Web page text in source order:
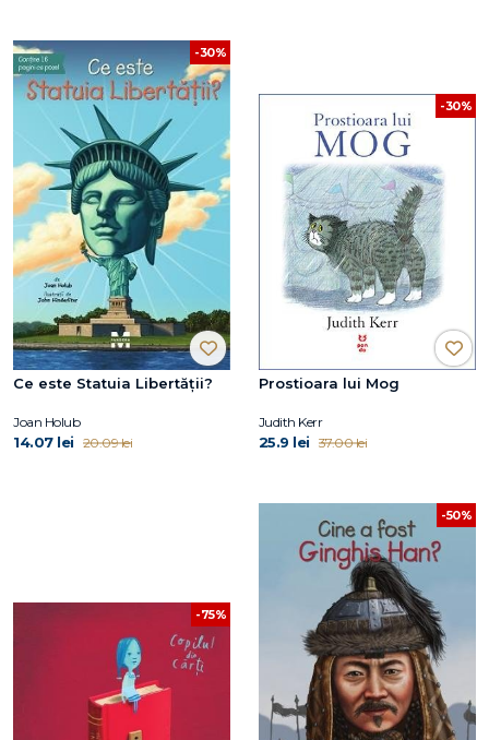
-30%
Ce este Statuia Libertății?
Joan Holub
14.07 lei 20.09 lei
-30%
Prostioara lui Mog
Judith Kerr
25.9 lei 37.00 lei
-75%
-50%